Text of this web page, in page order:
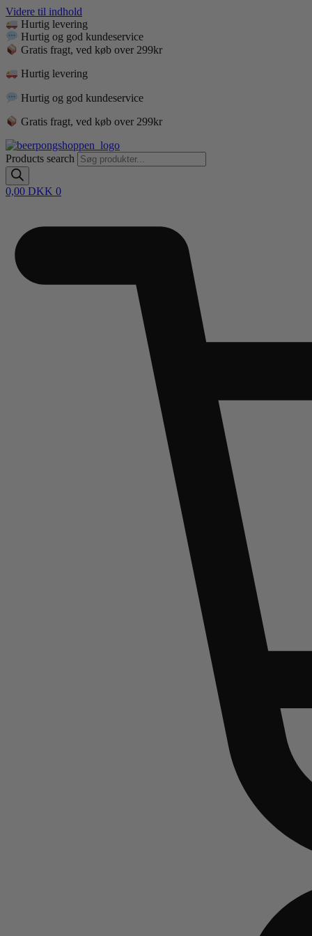
Videre til indhold
Hurtig levering
Hurtig og god kundeservice
Gratis fragt, ved køb over 299kr
Hurtig levering
Hurtig og god kundeservice
Gratis fragt, ved køb over 299kr
Products search
0,00 DKK 0